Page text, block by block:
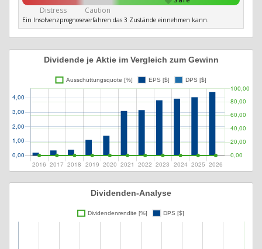
Distress Caution
Ein Insolvenzprognoseverfahren das 3 Zustände einnehmen kann.